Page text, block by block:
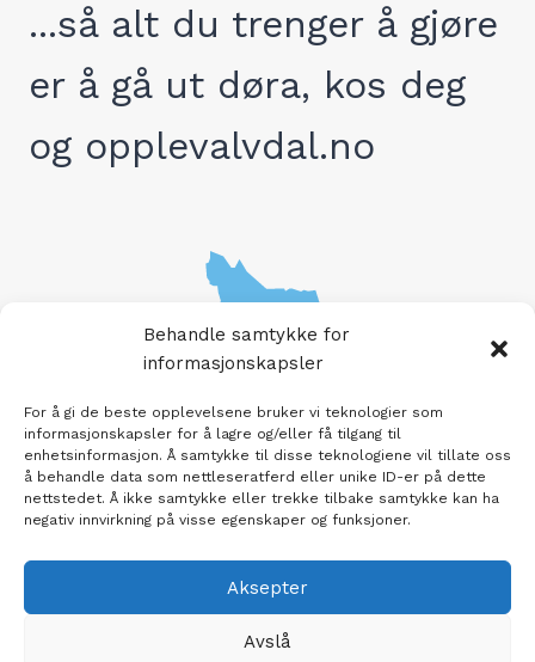
Behandle samtykke for
informasjonskapsler
For å gi de beste opplevelsene bruker vi teknologier som
informasjonskapsler for å lagre og/eller få tilgang til
enhetsinformasjon. Å samtykke til disse teknologiene vil tillate oss
å behandle data som nettleseratferd eller unike ID-er på dette
nettstedet. Å ikke samtykke eller trekke tilbake samtykke kan ha
negativ innvirkning på visse egenskaper og funksjoner.
Aksepter
Avslå
...så alt du trenger å gjøre
er å gå ut døra, kos deg
og opplevalvdal.no
© 2026 Opplev Alvdal Tekst og bilder kan ikke